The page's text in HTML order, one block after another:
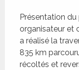
Présentation du
organisateur et
a réalisé la
835 km
récoltés et